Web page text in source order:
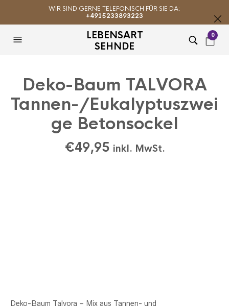
WIR SIND GERNE TELEFONISCH FÜR SIE DA:
+4915233893223
LEBENSART
SEHNDE
0
Deko-Baum TALVORA
Tannen-/Eukalyptuszwei
ge Betonsockel
€49,95 inkl. MwSt.
Deko-Baum Talvora – Mix aus Tannen- und